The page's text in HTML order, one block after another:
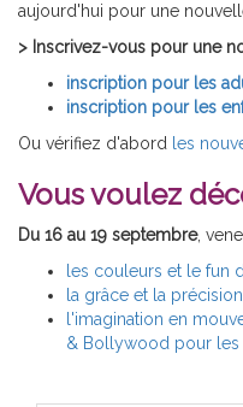
aujourd'hui pour une
> Inscrivez-vous pour une
inscription pour les
inscription pour les
Ou vérifiez d'abord
les
Vous voulez
Du 16 au 19 septembre,
les couleurs et le fun
la grâce et la
l'imagination en
& Bollywood pour les